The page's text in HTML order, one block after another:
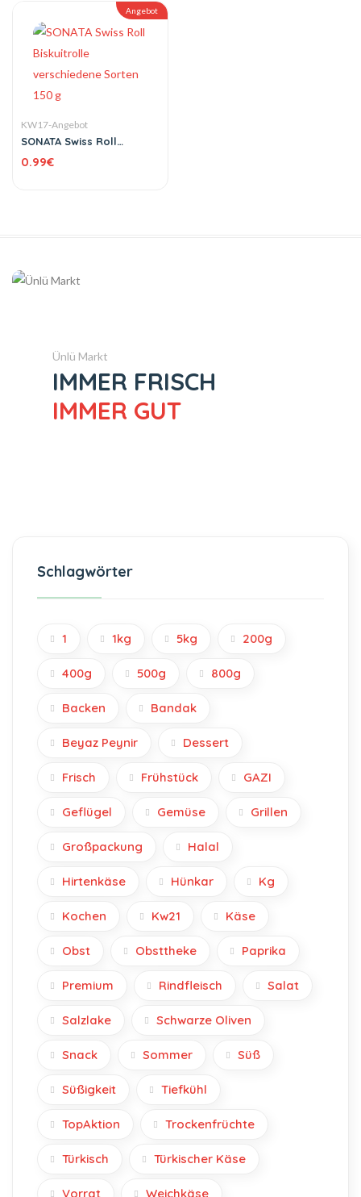
Angebot
KW17-Angebot
SONATA Swiss Roll
Sorten 150 g
0.99€
Ünlü Markt
IMMER FRISCH
IMMER GUT
Schlagwörter
1 1kg 5kg 200g
400g 500g 800g
Backen Bandak
Beyaz Peynir Dessert
Frisch Frühstück GAZI
Geflügel Gemüse Grillen
Großpackung Halal
Hirtenkäse Hünkar Kg
Kochen Kw21 Käse
Obst Obsttheke Paprika
Premium Rindfleisch Salat
Salzlake Schwarze Oliven
Snack Sommer Süß
Süßigkeit Tiefkühl
TopAktion Trockenfrüchte
Türkisch Türkischer Käse
Vorrat Weichkäse